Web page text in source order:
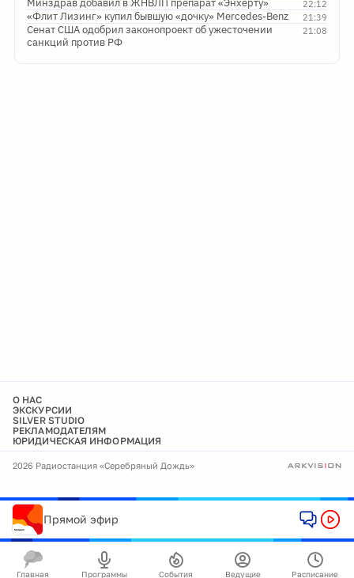
22:12
Минздрав добавил в ЖНВЛП препарат «Энхерту»
21:39
«Флит Лизинг» купил бывшую «дочку» Mercedes-Benz
21:08
Сенат США одобрил законопроект об ужесточении
санкций против РФ
О НАС
ЭКСКУРСИИ
SILVER STUDIO
РЕКЛАМОДАТЕЛЯМ
ЮРИДИЧЕСКАЯ ИНФОРМАЦИЯ
2026 Радиостанция «Серебряный Дождь»
Прямой эфир
Главная Программы События Ведущие Расписание